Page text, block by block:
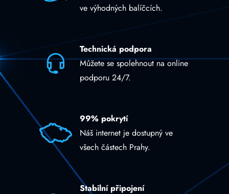
ve výhodných balíčcích.
Technická podpora
Můžete se spolehnout na online
podporu 24/7.
99% pokrytí
Náš internet je dostupný ve
všech částech Prahy.
Stabilní připojení